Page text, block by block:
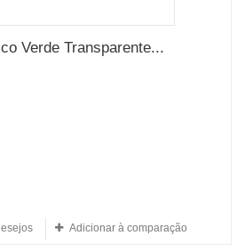
Verde Transparente...
Adicionar à comparação